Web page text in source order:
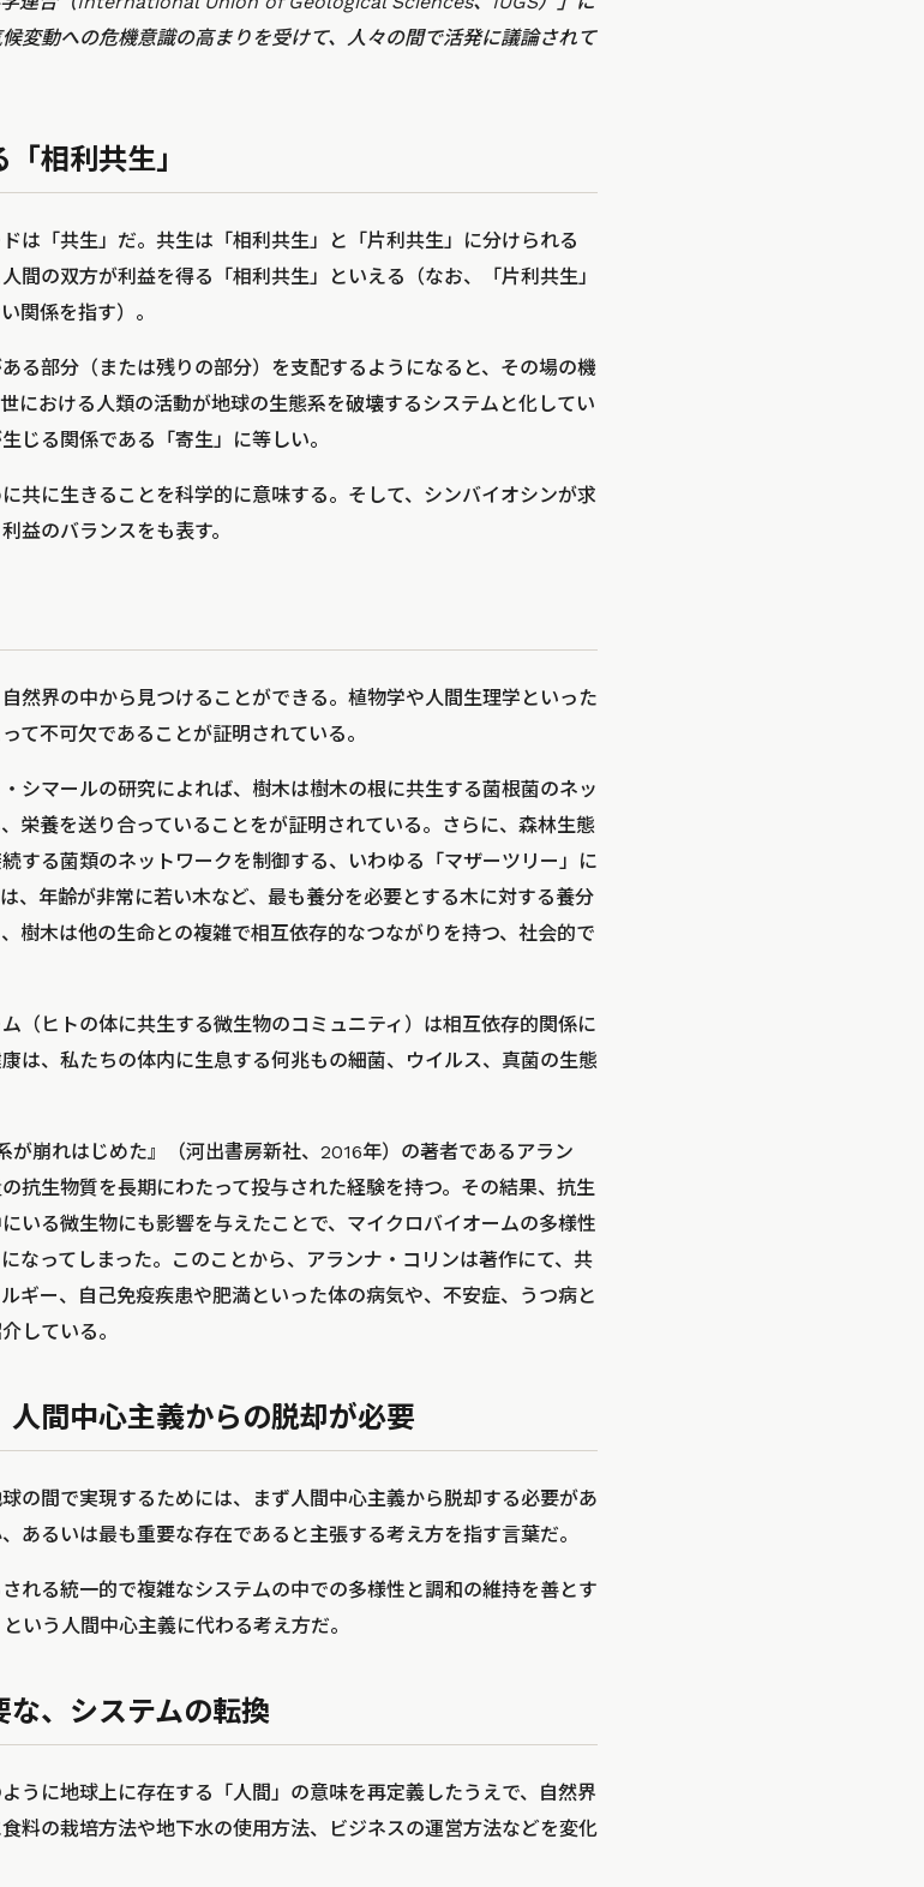
変動への危機意識の高まりを受けて、人々の間で活発に議論されて
相利共生」
は「共生」だ。共生は「相利共生」と「片利共生」に分けられる
間の双方が利益を得る「相利共生」といえる（なお、「片利共生」
関係を指す）。
る部分（または残りの部分）を支配するようになると、その場の機
における人類の活動が地球の生態系を破壊するシステムと化してい
じる関係である「寄生」に等しい。
共に生きることを科学的に意味する。そして、シンバイオシンが求
益のバランスをも表す。
然界の中から見つけることができる。植物学や人間生理学といった
て不可欠であることが証明されている。
シマールの研究によれば、樹木は樹木の根に共生する菌根菌のネッ
栄養を送り合っていることをが証明されている。さらに、森林生態
する菌類のネットワークを制御する、いわゆる「マザーツリー」に
、年齢が非常に若い木など、最も養分を必要とする木に対する養分
樹木は他の生命との複雑で相互依存的なつながりを持つ、社会的で
（ヒトの体に共生する微生物のコミュニティ）は相互依存的関係に
は、私たちの体内に生息する何兆もの細菌、ウイルス、真菌の生態
が崩れはじめた』（河出書房新社、2016年）の著者であるアラン
抗生物質を長期にわたって投与された経験を持つ。その結果、抗生
いる微生物にも影響を与えたことで、マイクロバイオームの多様性
なってしまった。このことから、アランナ・コリンは著作にて、共
ギー、自己免疫疾患や肥満といった体の病気や、不安症、うつ病と
している。
間中心主義からの脱却が必要
の間で実現するためには、まず人間中心主義から脱却する必要があ
あるいは最も重要な存在であると主張する考え方を指す言葉だ。
れる統一的で複雑なシステムの中での多様性と調和の維持を善とす
う人間中心主義に代わる考え方だ。
な、システムの転換
うに地球上に存在する「人間」の意味を再定義したうえで、自然界
料の栽培方法や地下水の使用方法、ビジネスの運営方法などを変化